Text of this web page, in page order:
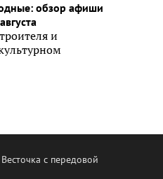
обзор афиши
и
Весточка с передовой